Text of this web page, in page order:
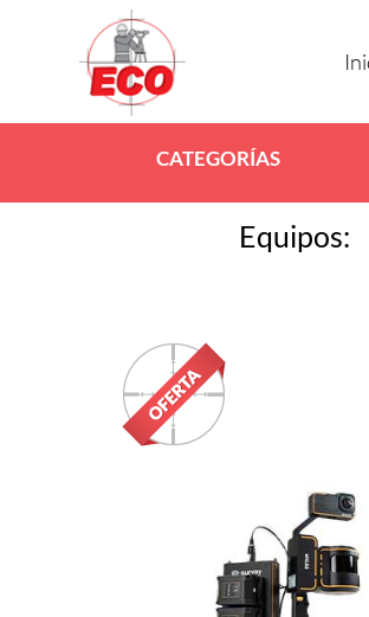
CATEGORÍAS
Equipos: